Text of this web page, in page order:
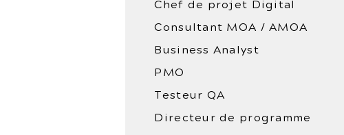
Chef de projet Digital
Consultant MOA / AMOA
Business Analyst
PMO
Testeur QA
Directeur de programme